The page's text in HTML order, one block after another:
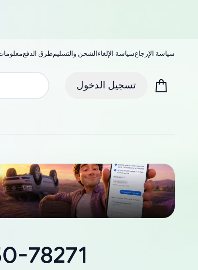
طرق الدفعالشحن والتسليمسياسة الإلغاءسياسة الإرجاع
تسجيل الدخول
78271